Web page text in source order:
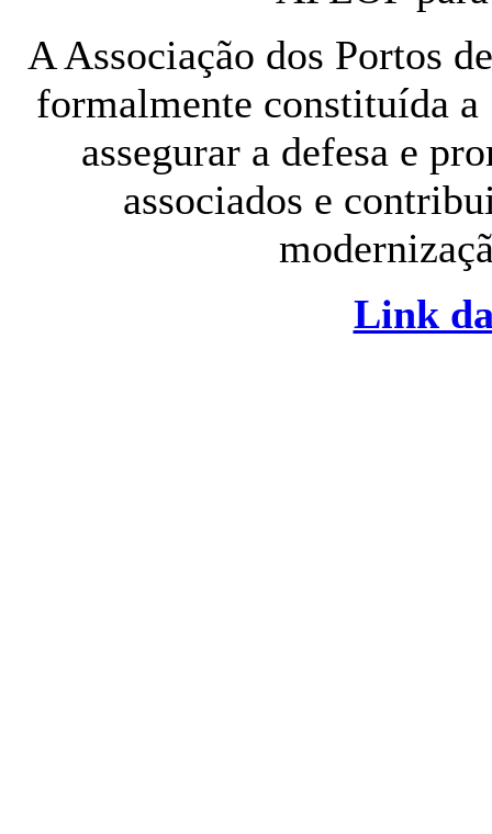
A Associação dos Portos
formalmente constituída
assegurar a defesa e
associados e
Link